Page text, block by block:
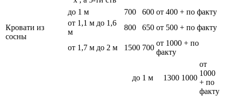
Кровати из
сосны
до 1 м 700 600 от 400 + по факту
от 1,1 м до 1,6
м
800 650 от 500 + по факту
от 1,7 м до 2 м 1500 700
от 1000 + по
факту
до 1 м 1300 1000
от
1000
+ по
факту